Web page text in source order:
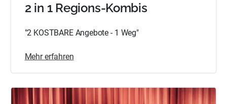
2 in 1 Regions-Kombis
"2 KOSTBARE Angebote - 1 Weg"
Mehr erfahren